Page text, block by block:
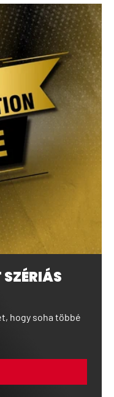
hogy soha többé